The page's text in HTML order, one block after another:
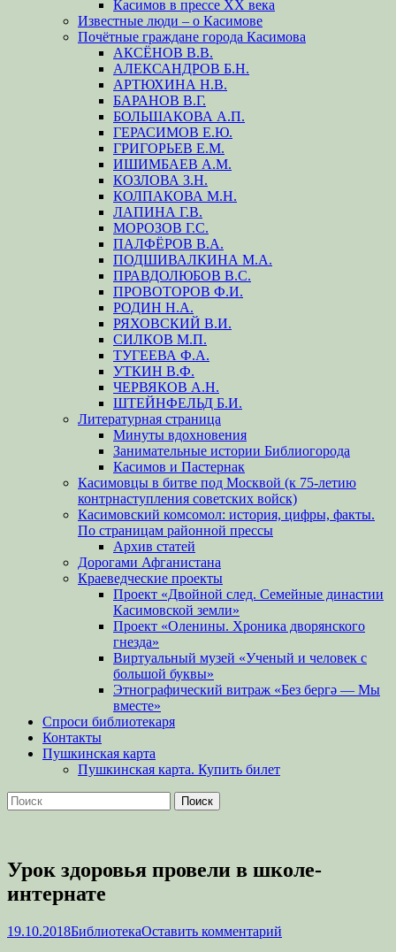
Касимов в прессе XX века
Известные люди – о Касимове
Почётные граждане города Касимова
АКСЁНОВ В.В.
АЛЕКСАНДРОВ Б.Н.
АРТЮХИНА Н.В.
БАРАНОВ В.Г.
БОЛЬШАКОВА А.П.
ГЕРАСИМОВ Е.Ю.
ГРИГОРЬЕВ Е.М.
ИШИМБАЕВ А.М.
КОЗЛОВА З.Н.
КОЛПАКОВА М.Н.
ЛАПИНА Г.В.
МОРОЗОВ Г.С.
ПАЛФЁРОВ В.А.
ПОДШИВАЛКИНА М.А.
ПРАВДОЛЮБОВ В.С.
ПРОВОТОРОВ Ф.И.
РОДИН Н.А.
РЯХОВСКИЙ В.И.
СИЛКОВ М.П.
ТУГЕЕВА Ф.А.
УТКИН В.Ф.
ЧЕРВЯКОВ А.Н.
ШТЕЙНФЕЛЬД Б.И.
Литературная страница
Минуты вдохновения
Занимательные истории Библиогорода
Касимов и Пастернак
Касимовцы в битве под Москвой (к 75-летию
контрнаступления советских войск)
Касимовский комсомол: история, цифры, факты.
По страницам районной прессы
Архив статей
Дорогами Афганистана
Краеведческие проекты
Проект «Двойной след. Семейные династии
Касимовской земли»
Проект «Оленины. Хроника дворянского
гнезда»
Виртуальный музей «Ученый и человек с
большой буквы»
Этнографический витраж «Без бергə — Мы
вместе»
Спроси библиотекаря
Контакты
Пушкинская карта
Пушкинская карта. Купить билет
Поиск
Найти:
Урок здоровья провели в школе-
интернате
Опубликовано
19.10.2018Автор
БиблиотекаОставить комментарий